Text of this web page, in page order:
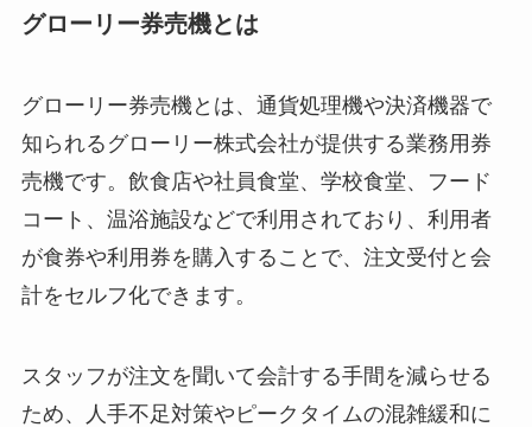
グローリー券売機とは
グローリー券売機とは、通貨処理機や決済機器で
知られるグローリー株式会社が提供する業務用券
売機です。飲食店や社員食堂、学校食堂、フード
コート、温浴施設などで利用されており、利用者
が食券や利用券を購入することで、注文受付と会
計をセルフ化できます。
スタッフが注文を聞いて会計する手間を減らせる
ため、人手不足対策やピークタイムの混雑緩和に